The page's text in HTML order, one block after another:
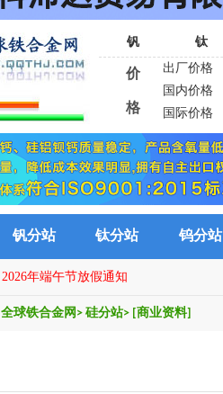
钒 钛
价
格
出厂价格
国内价格
国际价格
钒分站 钛分站 钨分站
2026年端午节放假通知
全球铁合金网 > 硅分站> [商业资料]